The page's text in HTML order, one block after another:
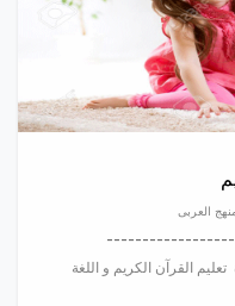
العربى
القرآن الكريم و اللغة